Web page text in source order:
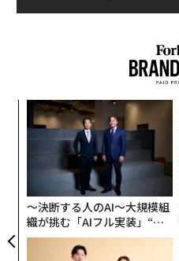
〜決断する人のAI〜大規模組
織が挑む「AIフル実装」“使
う”企業から“動く”企業へ【N
TTドコモビジネス×PwC】